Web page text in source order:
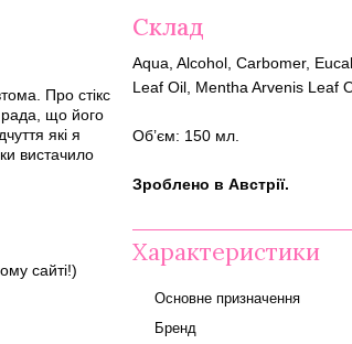
Про стікс
рада, що його
які я
вистачило
сайті!)
Склад
Aqua, Alcohol, Carbomer,
Leaf Oil, Mentha Arvenis Leaf
Об’єм: 150 мл.
Зроблено в Австрії.
Характеристики
Основне призначення
Бренд